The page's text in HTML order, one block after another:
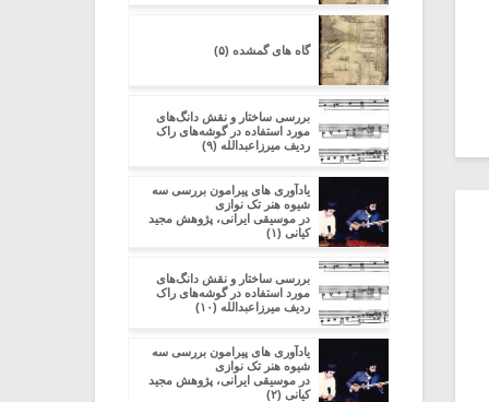
گاه های گمشده (۵)
بررسی ساختار و نقش دانگ‌های
مورد استفاده در گوشه‌های راک
ردیف میرزاعبدالله (۹)
یادآوری های پیرامون بررسی سه
شیوه هنر تک نوازی
در موسیقی ایرانی، پژوهش مجید
کیانی (۱)
بررسی ساختار و نقش دانگ‌های
مورد استفاده در گوشه‌های راک
ردیف میرزاعبدالله (۱۰)
یادآوری های پیرامون بررسی سه
شیوه هنر تک نوازی
در موسیقی ایرانی، پژوهش مجید
کیانی (۲)